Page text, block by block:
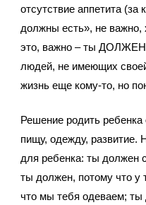
отсутствие аппетита (за
должны есть», не
это, важно – ты ДОЛЖЕН
людей, не имеющих
жизнь еще кому-то, но
Решение родить ребенка
пищу, одежду, развитие.
для ребенка: ты должен
ты должен, потому что у
что мы тебя одеваем;